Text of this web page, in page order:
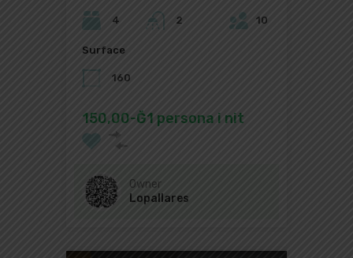
4 2 10
Surface
160
150,00-Ğ1 persona i nit
Owner
Lopallares